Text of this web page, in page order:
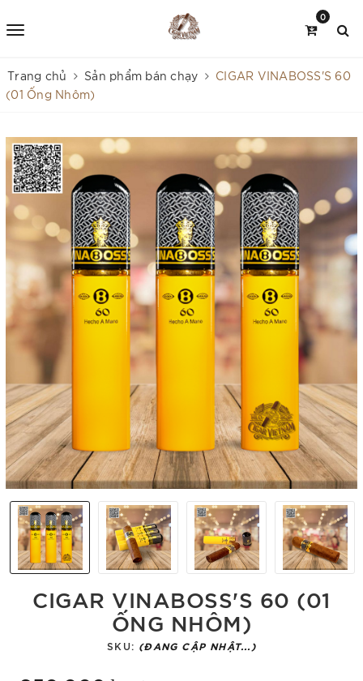
0
Trang chủ Sản phẩm bán chạy
CIGAR VINABOSS'S 60
(01 Ống Nhôm)
CIGAR VINABOSS'S 60 (01
ỐNG NHÔM)
SKU: (ĐANG CẬP NHẬT...)